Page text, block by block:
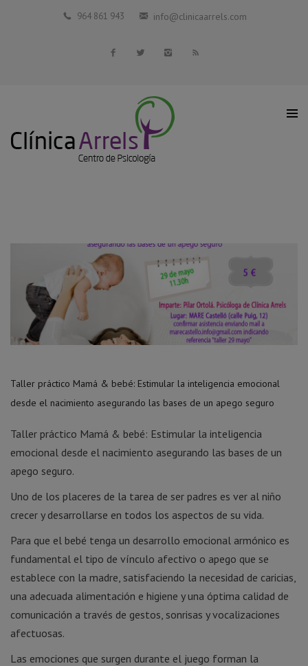
Blog
964 861 943 info@clinicaarrels.com
Taller práctico Mamá & bebé: Estimular la inteligencia emocional
desde el nacimiento asegurando las bases de un apego seguro
Taller práctico Mamá & bebé: Estimular la inteligencia
emocional desde el nacimiento asegurando las bases de un
apego seguro.
Uno de los placeres de la tarea de ser padres es ver al niño
crecer y desarrollarse en todos los aspectos de su vida.
Para que el bebé tenga un desarrollo emocional armónico es
fundamental el tipo de vínculo afectivo o apego que se
establece con la madre, satisfaciendo la necesidad de caricias,
una adecuada alimentación e higiene y una óptima calidad de
comunicación a través de gestos, sonrisas y vocalizaciones
afectuosas.
Las emociones que surgen durante el juego forman la